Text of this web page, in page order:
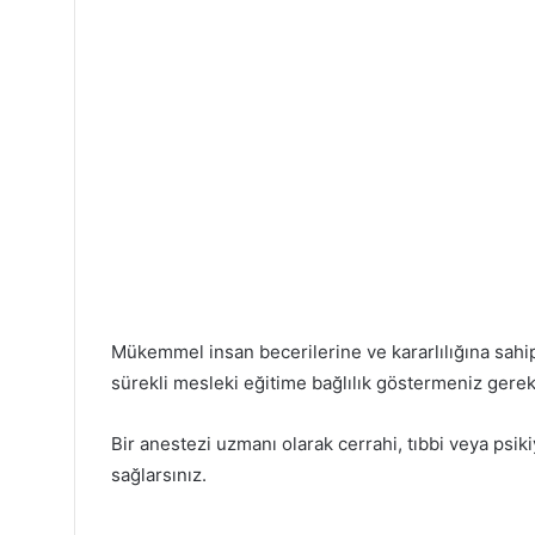
Mükemmel insan becerilerine ve kararlılığına
sürekli mesleki eğitime bağlılık göstermeniz
Bir anestezi uzmanı olarak cerrahi, tıbbi veya
sağlarsınız.